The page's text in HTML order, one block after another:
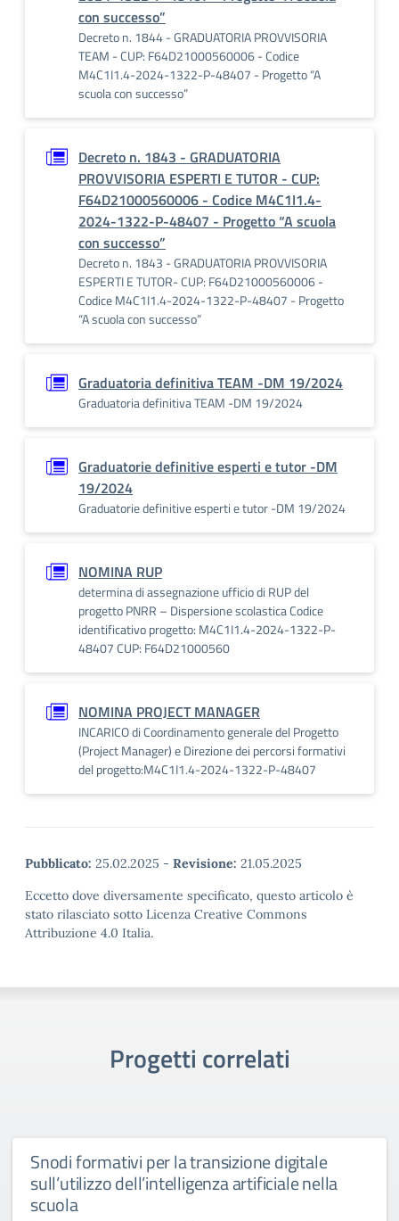
con successo”
Decreto n. 1844 - GRADUATORIA PROVVISORIA
TEAM - CUP: F64D21000560006 - Codice
M4C1I1.4-2024-1322-P-48407 - Progetto “A
scuola con successo”
Decreto n. 1843 - GRADUATORIA
PROVVISORIA ESPERTI E TUTOR - CUP:
F64D21000560006 - Codice M4C1I1.4-
2024-1322-P-48407 - Progetto “A scuola
con successo”
Decreto n. 1843 - GRADUATORIA PROVVISORIA
ESPERTI E TUTOR- CUP: F64D21000560006 -
Codice M4C1I1.4-2024-1322-P-48407 - Progetto
“A scuola con successo”
Graduatoria definitiva TEAM -DM 19/2024
Graduatoria definitiva TEAM -DM 19/2024
Graduatorie definitive esperti e tutor -DM
19/2024
Graduatorie definitive esperti e tutor -DM 19/2024
NOMINA RUP
determina di assegnazione ufficio di RUP del
progetto PNRR – Dispersione scolastica Codice
identificativo progetto: M4C1I1.4-2024-1322-P-
48407 CUP: F64D21000560
NOMINA PROJECT MANAGER
INCARICO di Coordinamento generale del Progetto
(Project Manager) e Direzione dei percorsi formativi
del progetto:M4C1I1.4-2024-1322-P-48407
Pubblicato: 25.02.2025 - Revisione: 21.05.2025
Eccetto dove diversamente specificato, questo articolo è
stato rilasciato sotto Licenza Creative Commons
Attribuzione 4.0 Italia.
Progetti correlati
Snodi formativi per la transizione digitale
sull’utilizzo dell’intelligenza artificiale nella
scuola